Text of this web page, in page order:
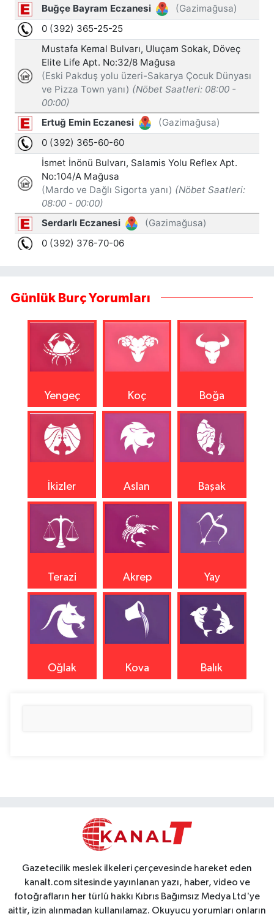
Günlük Burç Yorumları
Yengeç Koç Boğa
İkizler Aslan Başak
Terazi Akrep Yay
Oğlak Kova Balık
Gazetecilik meslek ilkeleri çerçevesinde hareket eden
kanalt.com sitesinde yayınlanan yazı, haber, video ve
fotoğrafların her türlü hakkı Kıbrıs Bağımsız Medya Ltd'ye
aittir, izin alınmadan kullanılamaz. Okuyucu yorumları onların